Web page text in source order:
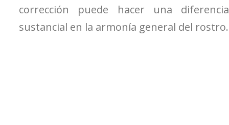
corrección puede hacer una diferencia
sustancial en la armonía general del rostro.